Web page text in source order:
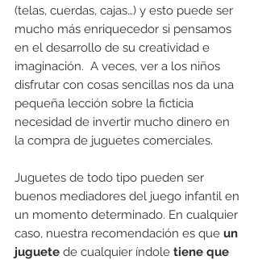
(telas, cuerdas, cajas…) y esto puede ser
mucho más enriquecedor si pensamos
en el desarrollo de su creatividad e
imaginación.  A veces, ver a los niños
disfrutar con cosas sencillas nos da una
pequeña lección sobre la ficticia
necesidad de invertir mucho dinero en
la compra de juguetes comerciales.
Juguetes de todo tipo pueden ser
buenos mediadores del juego infantil en
un momento determinado. En cualquier
caso, nuestra recomendación es que un
juguete de cualquier índole tiene que